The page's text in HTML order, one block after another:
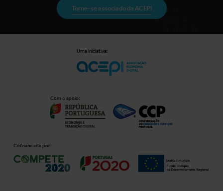
Torne-se associado da ACEPI
Uma iniciativa:
Com o apoio:
Cofinanciada por: